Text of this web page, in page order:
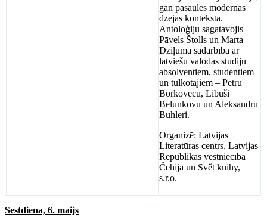
gan pasaules modernās
dzejas kontekstā.
Antoloģiju sagatavojis
Pāvels Štolls un Marta
Dziļuma sadarbībā ar
latviešu valodas studiju
absolventiem, studentiem
un tulkotājiem – Petru
Borkovecu, Libuši
Belunkovu un Aleksandru
Buhleri.
Organizē: Latvijas
Literatūras centrs, Latvijas
Republikas vēstniecība
Čehijā un Svět knihy,
s.r.o.
Sestdiena, 6. maijs